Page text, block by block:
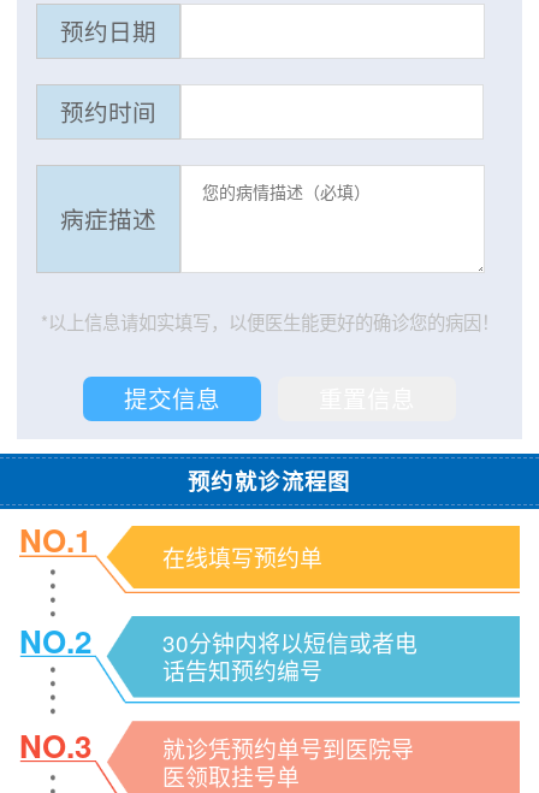
预约日期
预约时间
病症描述
*以上信息请如实填写，以便医生能更好的确诊您的病因！
预约就诊流程图
NO.1 在线填写预约单
NO.2
30分钟内将以短信或者电
话告知预约编号
NO.3
就诊凭预约单号到医院导
医领取挂号单